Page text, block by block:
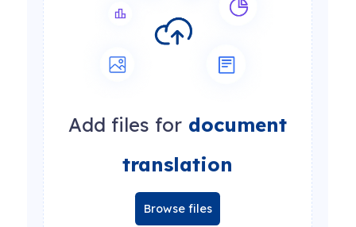
Add files for document
translation
Browse files